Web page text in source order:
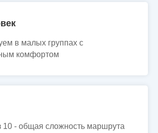
в малых группах с
комфортом
10 - общая сложность маршрута